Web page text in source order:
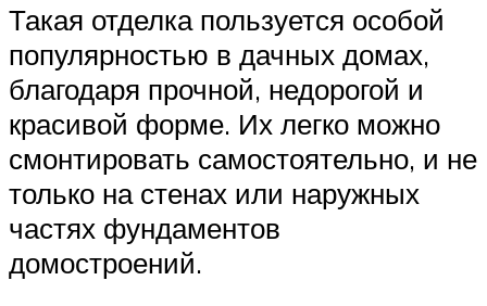
Такая отделка пользуется особой
популярностью в дачных домах,
благодаря прочной, недорогой и
красивой форме. Их легко можно
смонтировать самостоятельно, и не
только на стенах или наружных
частях фундаментов
домостроений.